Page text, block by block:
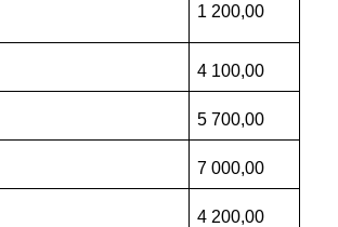
1 200,00
4 100,00
5 700,00
7 000,00
4 200,00